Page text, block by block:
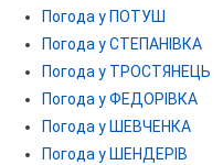
Погода у ПОТУШ
Погода у СТЕПАНІВКА
Погода у ТРОСТЯНЕЦЬ
Погода у ФЕДОРІВКА
Погода у ШЕВЧЕНКА
Погода у ШЕНДЕРІВ